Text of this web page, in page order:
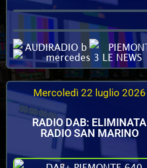
Mercoledì 22 luglio 2026
RADIO DAB: ELIMINATA
RADIO SAN MARINO